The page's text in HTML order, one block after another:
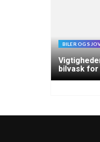
BILER OG
bilvask for